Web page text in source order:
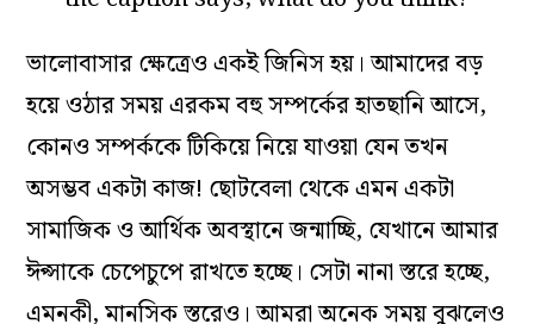
ভালোবাসার ক্ষেত্রেও একই জিনিস হয়। আমাদের বড়
হয়ে ওঠার সময় এরকম বহু সম্পর্কের হাতছানি আসে,
কোনও সম্পর্ককে টিকিয়ে নিয়ে যাওয়া যেন তখন
অসম্ভব একটা কাজ! ছোটবেলা থেকে এমন একটা
সামাজিক ও আর্থিক অবস্থানে জন্মাচ্ছি, যেখানে আমার
ঈপ্সাকে চেপেচুপে রাখতে হচ্ছে। সেটা নানা স্তরে হচ্ছে,
এমনকী, মানসিক স্তরেও। আমরা অনেক সময় বুঝলেও